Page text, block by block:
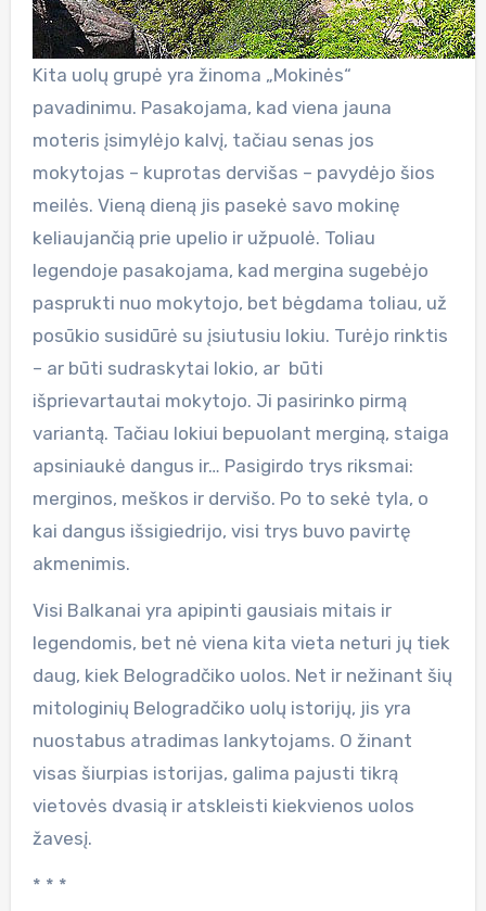
Kita uolų grupė yra žinoma „Mokinės“
pavadinimu. Pasakojama, kad viena jauna
moteris įsimylėjo kalvį, tačiau senas jos
mokytojas – kuprotas dervišas – pavydėjo šios
meilės. Vieną dieną jis pasekė savo mokinę
keliaujančią prie upelio ir užpuolė. Toliau
legendoje pasakojama, kad mergina sugebėjo
pasprukti nuo mokytojo, bet bėgdama toliau, už
posūkio susidūrė su įsiutusiu lokiu. Turėjo rinktis
– ar būti sudraskytai lokio, ar būti
išprievartautai mokytojo. Ji pasirinko pirmą
variantą. Tačiau lokiui bepuolant merginą, staiga
apsiniaukė dangus ir… Pasigirdo trys riksmai:
merginos, meškos ir dervišo. Po to sekė tyla, o
kai dangus išsigiedrijo, visi trys buvo pavirtę
akmenimis.
Visi Balkanai yra apipinti gausiais mitais ir
legendomis, bet nė viena kita vieta neturi jų tiek
daug, kiek Belogradčiko uolos. Net ir nežinant šių
mitologinių Belogradčiko uolų istorijų, jis yra
nuostabus atradimas lankytojams. O žinant
visas šiurpias istorijas, galima pajusti tikrą
vietovės dvasią ir atskleisti kiekvienos uolos
žavesį.
* * *